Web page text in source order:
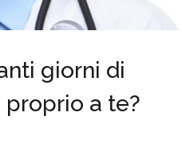
giorni di
a te?